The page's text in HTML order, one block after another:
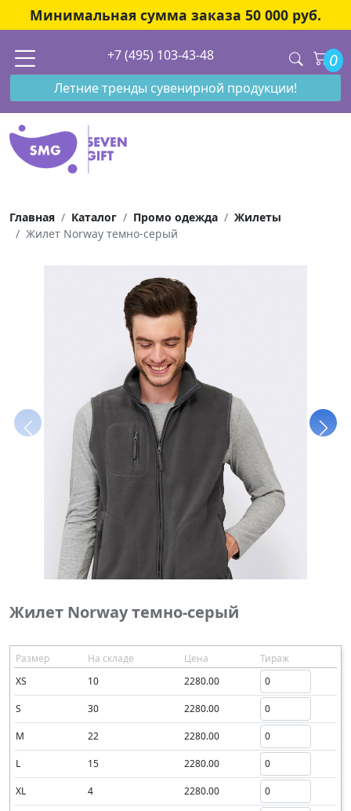
Минимальная сумма заказа 50 000 руб.
+7 (495) 103-43-48 0
Летние тренды сувенирной продукции!
Главная Каталог Промо одежда
Жилеты
Жилет Norway темно-серый
Жилет Norway темно-серый
Размер На складе Цена
Тираж
XS
10 2280.00
S 30 2280.00
M 22 2280.00
L 15 2280.00
XL 4 2280.00